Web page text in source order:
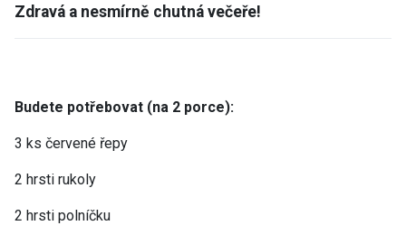
Zdravá a nesmírně chutná večeře!
Budete potřebovat (na 2 porce):
3 ks červené řepy
2 hrsti rukoly
2 hrsti polníčku